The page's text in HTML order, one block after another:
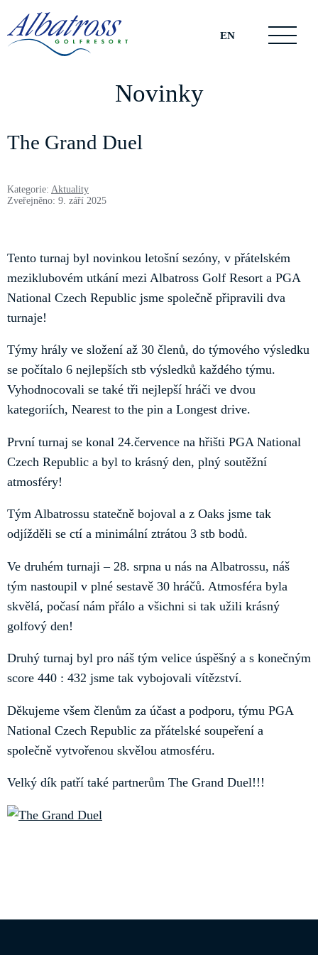
EN
Novinky
The Grand Duel
Kategorie: Aktuality
Zveřejněno: 9. září 2025
Tento turnaj byl novinkou letošní sezóny, v přátelském
meziklubovém utkání mezi Albatross Golf Resort a PGA
National Czech Republic jsme společně připravili dva
turnaje!
Týmy hrály ve složení až 30 členů, do týmového výsledku
se počítalo 6 nejlepších stb výsledků každého týmu.
Vyhodnocovali se také tři nejlepší hráči ve dvou
kategoriích, Nearest to the pin a Longest drive.
První turnaj se konal 24.července na hřišti PGA National
Czech Republic a byl to krásný den, plný soutěžní
atmosféry!
Tým Albatrossu statečně bojoval a z Oaks jsme tak
odjížděli se ctí a minimální ztrátou 3 stb bodů.
Ve druhém turnaji – 28. srpna u nás na Albatrossu, náš
tým nastoupil v plné sestavě 30 hráčů. Atmosféra byla
skvělá, počasí nám přálo a všichni si tak užili krásný
golfový den!
Druhý turnaj byl pro náš tým velice úspěšný a s konečným
score 440 : 432 jsme tak vybojovali vítězství.
Děkujeme všem členům za účast a podporu, týmu PGA
National Czech Republic za přátelské soupeření a
společně vytvořenou skvělou atmosféru.
Velký dík patří také partnerům The Grand Duel!!!